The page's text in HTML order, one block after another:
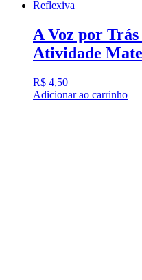
A Voz por
Atividade
R$ 4,50
Adicionar ao carrinho